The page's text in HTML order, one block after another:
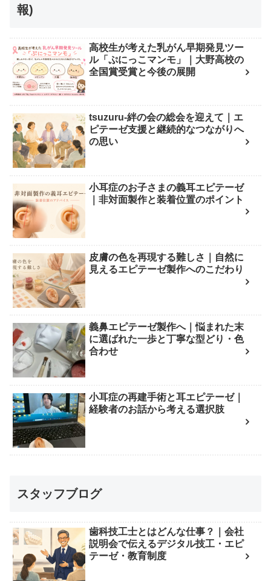
報)
高校生が考えた乳がん早期発見ツー
ル「ぷにっこマンモ」｜大野高校の
全国賞受賞と今後の展開
tsuzuru-絆の会の総会を迎えて｜エ
ピテーゼ支援と継続的なつながりへ
の思い
小耳症のお子さまの義耳エピテーゼ
｜非対面製作と装着位置のポイント
皮膚の色を再現する難しさ｜自然に
見えるエピテーゼ製作へのこだわり
義鼻エピテーゼ製作へ｜悩まれた末
に選ばれた一歩と丁寧な型どり・色
合わせ
小耳症の再建手術と耳エピテーゼ｜
経験者のお話から考える選択肢
スタッフブログ
歯科技工士とはどんな仕事？｜会社
説明会で伝えるデジタル技工・エピ
テーゼ・教育制度